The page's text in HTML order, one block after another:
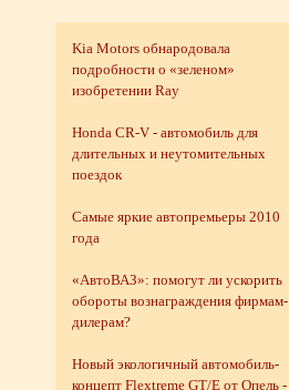
Kia Motors обнародовала
подробности о «зеленом»
изобретении Ray
Honda CR-V - автомобиль для
длительных и неутомительных
поездок
Самые яркие автопремьеры 2010
года
«АвтоВАЗ»: помогут ли ускорить
обороты вознаграждения фирмам-
дилерам?
Новый экологичный автомобиль-
концепт Flextreme GT/E от Опель -